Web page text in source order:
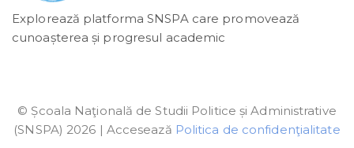
Explorează platforma SNSPA care promovează
cunoașterea și progresul academic
© Școala Naţională de Studii Politice și Administrative
(SNSPA) 2026 | Accesează Politica de confidenţialitate